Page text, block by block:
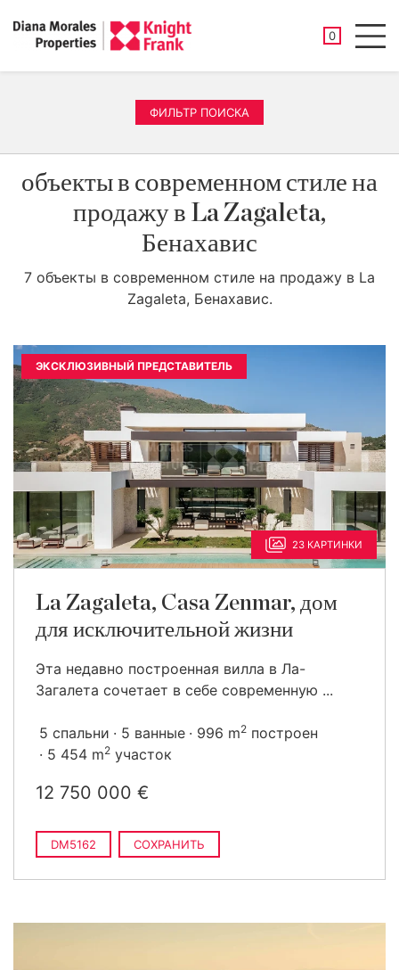
0
ФИЛЬТР ПОИСКА
объекты в современном стиле на
продажу в La Zagaleta,
Бенахавис
7 объекты в современном стиле на продажу в La
Zagaleta, Бенахавис.
ЭКСКЛЮЗИВНЫЙ ПРЕДСТАВИТЕЛЬ
23 КАРТИНКИ
La Zagaleta, Casa Zenmar, дом
для исключительной жизни
Эта недавно построенная вилла в Ла-
Загалета сочетает в себе современную ...
5 спальни 5 ванные 996 m2 построен
5 454 m2 участок
12 750 000 €
DM5162 СОХРАНИТЬ